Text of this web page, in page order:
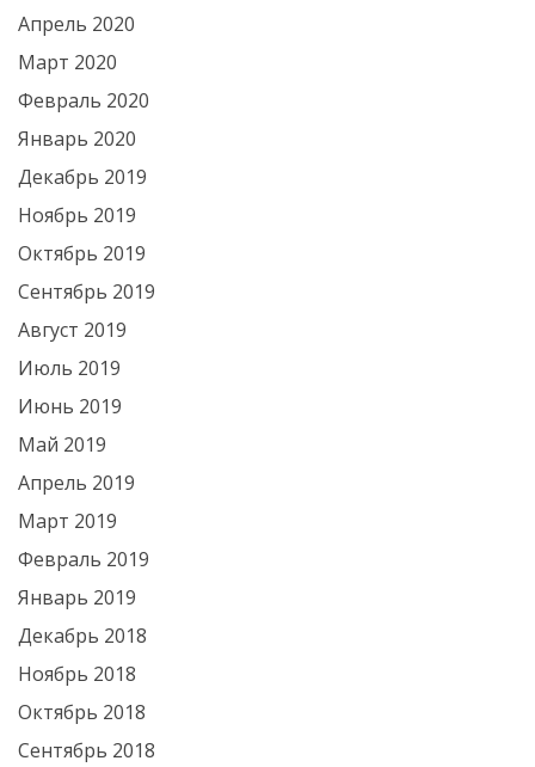
Апрель 2020
Март 2020
Февраль 2020
Январь 2020
Декабрь 2019
Ноябрь 2019
Октябрь 2019
Сентябрь 2019
Август 2019
Июль 2019
Июнь 2019
Май 2019
Апрель 2019
Март 2019
Февраль 2019
Январь 2019
Декабрь 2018
Ноябрь 2018
Октябрь 2018
Сентябрь 2018